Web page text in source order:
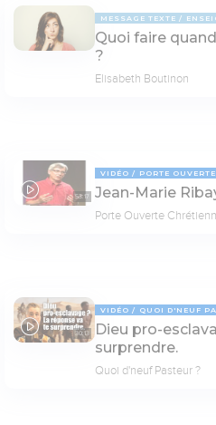
MESSAGE TEXTE
Quoi faire
?
Elisabeth Boutinon
53:17
VIDÉO PORTE
Jean-Marie
Porte Ouverte
30:13
VIDÉO QUOI D'NEUF
Dieu pro-
surprendre.
Quoi d'neuf Pasteur ?